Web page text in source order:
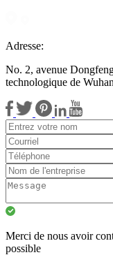
Adresse:
No. 2, avenue
technologique de
Merci de nous avoir
possible